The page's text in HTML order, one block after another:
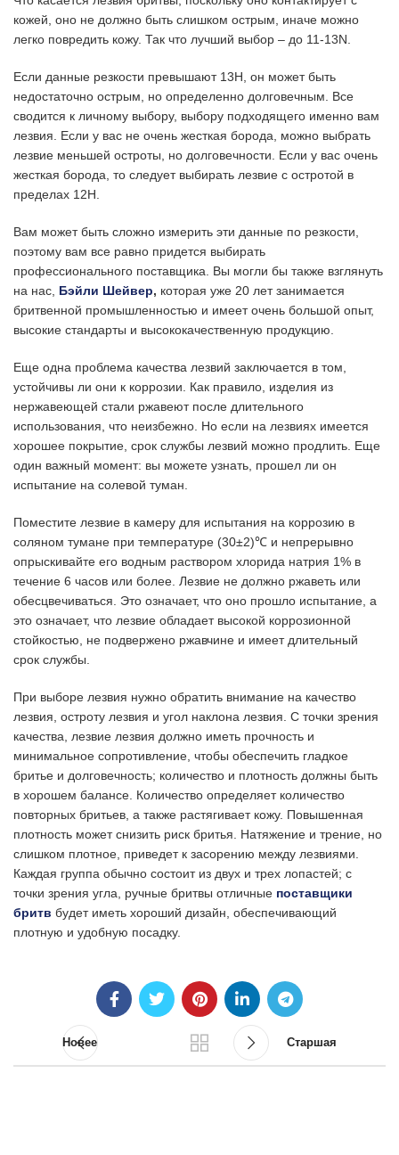
кожей, оно не должно быть слишком острым, иначе можно
легко повредить кожу. Так что лучший выбор – до 11-13N.
Если данные резкости превышают 13Н, он может быть
недостаточно острым, но определенно долговечным. Все
сводится к личному выбору, выбору подходящего именно вам
лезвия. Если у вас не очень жесткая борода, можно выбрать
лезвие меньшей остроты, но долговечности. Если у вас очень
жесткая борода, то следует выбирать лезвие с остротой в
пределах 12Н.
Вам может быть сложно измерить эти данные по резкости,
поэтому вам все равно придется выбирать
профессионального поставщика. Вы могли бы также взглянуть
на нас, Бэйли Шейвер, которая уже 20 лет занимается
бритвенной промышленностью и имеет очень большой опыт,
высокие стандарты и высококачественную продукцию.
Еще одна проблема качества лезвий заключается в том,
устойчивы ли они к коррозии. Как правило, изделия из
нержавеющей стали ржавеют после длительного
использования, что неизбежно. Но если на лезвиях имеется
хорошее покрытие, срок службы лезвий можно продлить. Еще
один важный момент: вы можете узнать, прошел ли он
испытание на солевой туман.
Поместите лезвие в камеру для испытания на коррозию в
соляном тумане при температуре (30±2)℃ и непрерывно
опрыскивайте его водным раствором хлорида натрия 1% в
течение 6 часов или более. Лезвие не должно ржаветь или
обесцвечиваться. Это означает, что оно прошло испытание, а
это означает, что лезвие обладает высокой коррозионной
стойкостью, не подвержено ржавчине и имеет длительный
срок службы.
При выборе лезвия нужно обратить внимание на качество
лезвия, остроту лезвия и угол наклона лезвия. С точки зрения
качества, лезвие лезвия должно иметь прочность и
минимальное сопротивление, чтобы обеспечить гладкое
бритье и долговечность; количество и плотность должны быть
в хорошем балансе. Количество определяет количество
повторных бритьев, а также растягивает кожу. Повышенная
плотность может снизить риск бритья. Натяжение и трение, но
слишком плотное, приведет к засорению между лезвиями.
Каждая группа обычно состоит из двух и трех лопастей; с
точки зрения угла, ручные бритвы отличные поставщики
бритв будет иметь хороший дизайн, обеспечивающий
плотную и удобную посадку.
Новее Старшая